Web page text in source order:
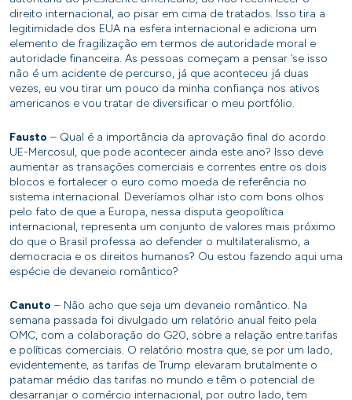
direito internacional, ao pisar em cima de tratados. Isso tira a
legitimidade dos EUA na esfera internacional e adiciona um
elemento de fragilização em termos de autoridade moral e
autoridade financeira. As pessoas começam a pensar ‘se isso
não é um acidente de percurso, já que aconteceu já duas
vezes, eu vou tirar um pouco da minha confiança nos ativos
americanos e vou tratar de diversificar o meu portfólio.
Fausto – Qual é a importância da aprovação final do acordo
UE-Mercosul, que pode acontecer ainda este ano? Isso deve
aumentar as transações comerciais e correntes entre os dois
blocos e fortalecer o euro como moeda de referência no
sistema internacional. Deveríamos olhar isto com bons olhos
pelo fato de que a Europa, nessa disputa geopolítica
internacional, representa um conjunto de valores mais próximo
do que o Brasil professa ao defender o multilateralismo, a
democracia e os direitos humanos? Ou estou fazendo aqui uma
espécie de devaneio romântico?
Canuto – Não acho que seja um devaneio romântico. Na
semana passada foi divulgado um relatório anual feito pela
OMC, com a colaboração do G20, sobre a relação entre tarifas
e políticas comerciais. O relatório mostra que, se por um lado,
evidentemente, as tarifas de Trump elevaram brutalmente o
patamar médio das tarifas no mundo e têm o potencial de
desarranjar o comércio internacional, por outro lado, tem